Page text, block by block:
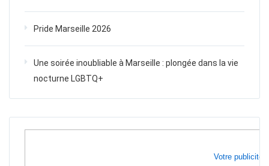
Pride Marseille 2026
Une soirée inoubliable à Marseille : plongée dans la vie
nocturne LGBTQ+
Votre publicité